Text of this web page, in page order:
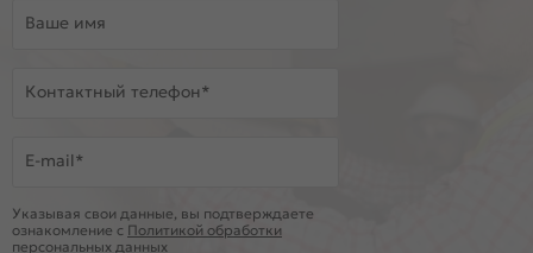
Ваше имя
Контактный телефон*
E-mail*
Указывая свои данные, вы подтверждаете
ознакомление c Политикой обработки
персональных данных